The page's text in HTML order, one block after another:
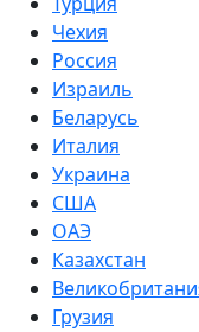
Чехия
Россия
Израиль
Беларусь
Италия
Украина
США
ОАЭ
Казахстан
Грузия